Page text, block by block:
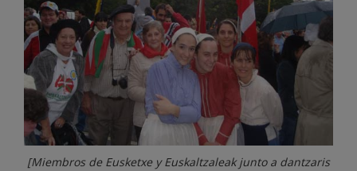
[Miembros de Eusketxe y Euskaltzaleak junto a dantzaris